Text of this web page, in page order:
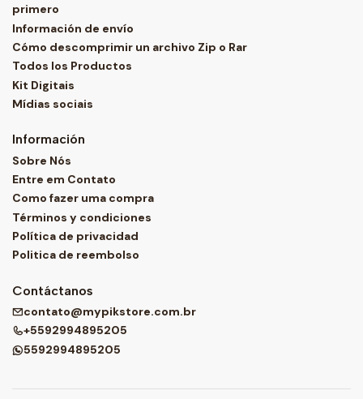
primero
Información de envío
Cómo descomprimir un archivo Zip o Rar
Todos los Productos
Kit Digitais
Mídias sociais
Información
Sobre Nós
Entre em Contato
Como fazer uma compra
Términos y condiciones
Política de privacidad
Politica de reembolso
Contáctanos
contato@mypikstore.com.br
+5592994895205
5592994895205